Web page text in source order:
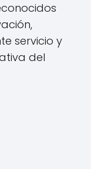
servicio y
del